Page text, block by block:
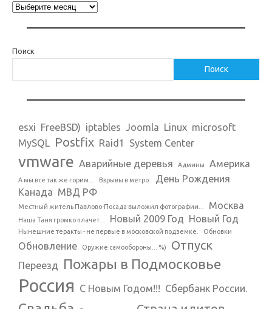
Поиск
Поиск
esxi FreeBSD) iptables Joomla Linux microsoft
MySQL Postfix Raid1 System Center
vmware Аварийные деревья Админы Америка
А мы все так же горим... Взрывы в метро:
День Рождения
Канада МВД РФ
Местный житель Павлово-Посада выложил фотографии... Москва
Наша Таня громко плачет... Новый 2009 Год Новый Год
Нынешние теракты - не первые в московской подземке. Обновки
Обновление Оружие самообороны... %) Отпуск
Переезд Пожары в Подмосковье
Россия С Новым Годом!!! Сбербанк России.